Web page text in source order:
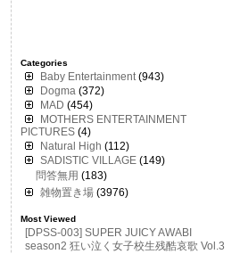
Categories
Baby Entertainment(943)
Dogma(372)
MAD (454)
MOTHERS ENTERTAINMENT
PICTURES(4)
Natural High (112)
SADISTIC VILLAGE(149)
問答無用 (183)
雑物置き場(3976)
Most Viewed
[DPSS-003] SUPER JUICY AWABI
season2 狂い泣く女子校生残酷哀歌 Vol.3